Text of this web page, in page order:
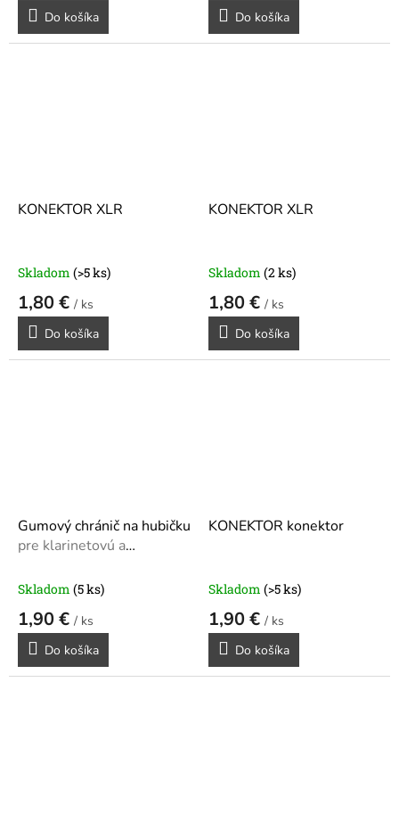
Do košíka
Do košíka
KONEKTOR XLR
Skladom (>5 ks)
1,80 € / ks
Do košíka
KONEKTOR XLR
Skladom (2 ks)
1,80 € / ks
Do košíka
Gumový chránič na hubičku
pre klarinetovú a
Skladom (5 ks)
1,90 € / ks
Do košíka
KONEKTOR konektor
Skladom (>5 ks)
1,90 € / ks
Do košíka